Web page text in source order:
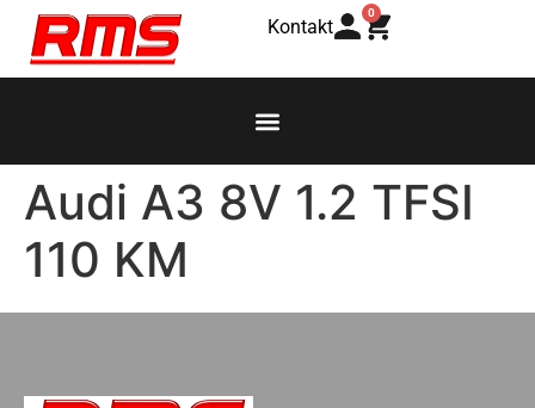
Kontakt
0
Audi A3 8V 1.2 TFSI
110 KM